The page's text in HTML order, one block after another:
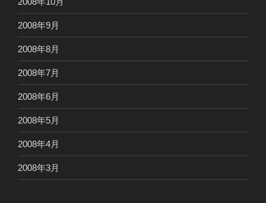
2008年9月
2008年8月
2008年7月
2008年6月
2008年5月
2008年4月
2008年3月